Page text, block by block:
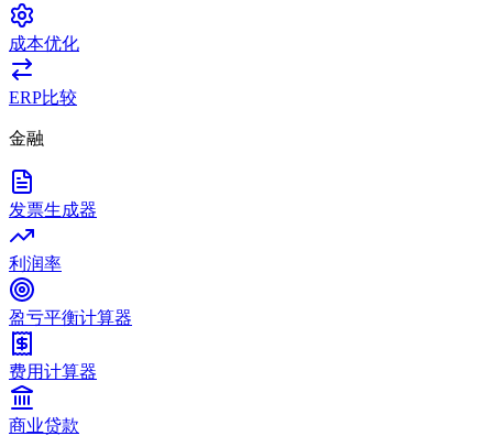
成本优化
ERP比较
金融
发票生成器
利润率
盈亏平衡计算器
费用计算器
商业贷款